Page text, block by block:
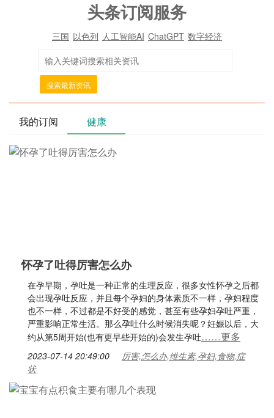
头条订阅服务
三国 以色列 人工智能AI ChatGPT 数字经济
搜索最新资讯
我的订阅 健康
怀孕了吐得厉害怎么办
在孕早期，孕吐是一种正常的生理反应，很多女性怀孕之后都
会出现孕吐反应，并且每个孕妇的身体素质不一样，孕妇程度
也不一样，不过都是不好受的感觉，甚至有些孕妇孕吐严重，
严重影响正常生活。那么孕吐什么时候消失呢？妊娠以后，大
约从第5周开始(也有更早些开始的)会发生孕吐……更多
2023-07-14 20:49:00
厉害,怎么办,维生素,孕妇,食物,症
状